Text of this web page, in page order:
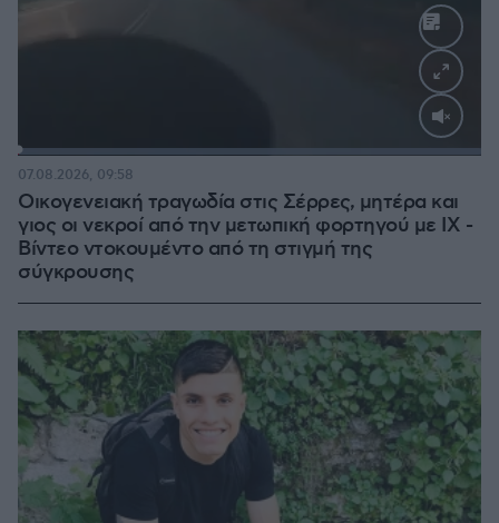
Loaded:
Οικογενειακή τραγωδία στις Σέρρες, μητέρα και
γιος οι νεκροί από την μετωπική φορτηγού με ΙΧ -
Βίντεο ντοκουμέντο από τη στιγμή της
σύγκρουσης
07.08.2026, 09:58